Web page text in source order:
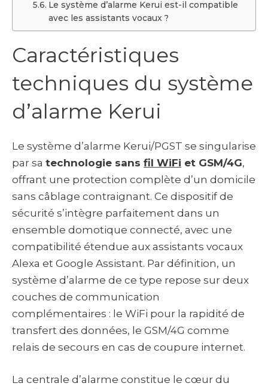
Le système d’alarme Kerui est-il compatible
avec les assistants vocaux ?
Caractéristiques
techniques du système
d’alarme Kerui
Le système d’alarme Kerui/PGST se singularise
par sa technologie sans fil WiFi et GSM/4G,
offrant une protection complète d’un domicile
sans câblage contraignant. Ce dispositif de
sécurité s’intègre parfaitement dans un
ensemble domotique connecté, avec une
compatibilité étendue aux assistants vocaux
Alexa et Google Assistant. Par définition, un
système d’alarme de ce type repose sur deux
couches de communication
complémentaires : le WiFi pour la rapidité de
transfert des données, le GSM/4G comme
relais de secours en cas de coupure internet.
La centrale d’alarme constitue le cœur du